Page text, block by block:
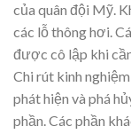
của quân đội Mỹ.
các lỗ thông hơi.
được cô lập khi
Chi rút kinh
phát hiện và phá
phần. Các phần